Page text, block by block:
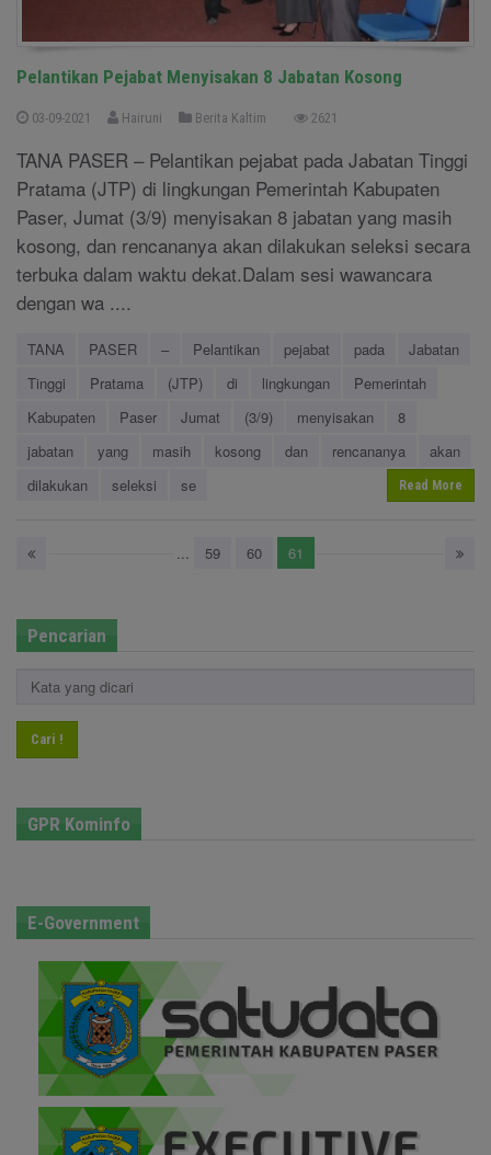
Pelantikan Pejabat Menyisakan 8 Jabatan Kosong
03-09-2021 Hairuni Berita Kaltim 2621
TANA PASER – Pelantikan pejabat pada Jabatan Tinggi
Pratama (JTP) di lingkungan Pemerintah Kabupaten
Paser, Jumat (3/9) menyisakan 8 jabatan yang masih
kosong, dan rencananya akan dilakukan seleksi secara
terbuka dalam waktu dekat.Dalam sesi wawancara
dengan wa ....
TANA PASER – Pelantikan pejabat pada
Jabatan
Tinggi
Pratama (JTP) di lingkungan
Pemerintah
Kabupaten
Paser Jumat (3/9) menyisakan
8
jabatan
yang masih kosong dan rencananya
akan
dilakukan
seleksi se Read More
... 59 60 61
Pencarian
Cari !
GPR Kominfo
E-Government